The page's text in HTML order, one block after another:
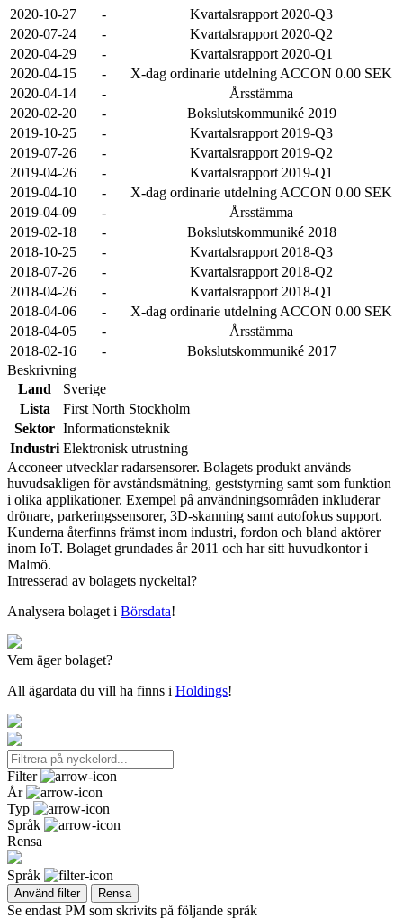
2020-10-27
-
Kvartalsrapport 2020-Q3
2020-07-24
-
Kvartalsrapport 2020-Q2
2020-04-29
-
Kvartalsrapport 2020-Q1
2020-04-15
-
X-dag ordinarie utdelning ACCON 0.00 SEK
2020-04-14
-
Årsstämma
2020-02-20
-
Bokslutskommuniké 2019
2019-10-25
-
Kvartalsrapport 2019-Q3
2019-07-26
-
Kvartalsrapport 2019-Q2
2019-04-26
-
Kvartalsrapport 2019-Q1
2019-04-10
-
X-dag ordinarie utdelning ACCON 0.00 SEK
2019-04-09
-
Årsstämma
2019-02-18
-
Bokslutskommuniké 2018
2018-10-25
-
Kvartalsrapport 2018-Q3
2018-07-26
-
Kvartalsrapport 2018-Q2
2018-04-26
-
Kvartalsrapport 2018-Q1
2018-04-06
-
X-dag ordinarie utdelning ACCON 0.00 SEK
2018-04-05
-
Årsstämma
2018-02-16
-
Bokslutskommuniké 2017
Beskrivning
Land
Sverige
Lista
First North Stockholm
Sektor Informationsteknik
Industri Elektronisk utrustning
Acconeer utvecklar radarsensorer. Bolagets produkt används
huvudsakligen för avståndsmätning, geststyrning samt som funktion
i olika applikationer. Exempel på användningsområden inkluderar
drönare, parkeringssensorer, 3D-skanning samt autofokus support.
Kunderna återfinns främst inom industri, fordon och bland aktörer
inom IoT. Bolaget grundades år 2011 och har sitt huvudkontor i
Malmö.
Intresserad av bolagets nyckeltal?
Analysera bolaget i Börsdata!
Vem äger bolaget?
All ägardata du vill ha finns i Holdings!
Filter
År
Typ
Språk
Rensa
Språk
Använd filter Rensa
Se endast PM som skrivits på följande språk